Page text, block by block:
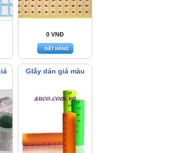
0 VNĐ
GIấy dán giá màu